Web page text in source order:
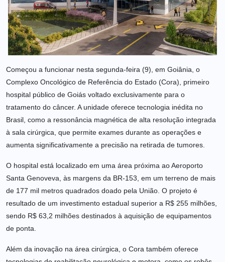
Começou a funcionar nesta segunda-feira (9), em Goiânia, o
Complexo Oncológico de Referência do Estado (Cora), primeiro
hospital público de Goiás voltado exclusivamente para o
tratamento do câncer. A unidade oferece tecnologia inédita no
Brasil, como a ressonância magnética de alta resolução integrada
à sala cirúrgica, que permite exames durante as operações e
aumenta significativamente a precisão na retirada de tumores.
O hospital está localizado em uma área próxima ao Aeroporto
Santa Genoveva, às margens da BR-153, em um terreno de mais
de 177 mil metros quadrados doado pela União. O projeto é
resultado de um investimento estadual superior a R$ 255 milhões,
sendo R$ 63,2 milhões destinados à aquisição de equipamentos
de ponta.
Além da inovação na área cirúrgica, o Cora também oferece